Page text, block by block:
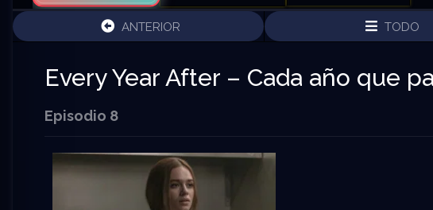
ANTERIOR TODO
Every Year After – Cada año que
Episodio 8